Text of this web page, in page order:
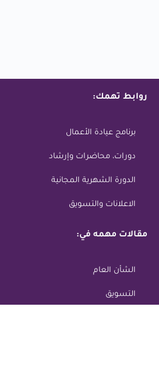
روابط تهمك:
برنامج عيادة الأعمال
دورات، محاضرات وإرشاد
الدورة الشهرية المجانية
الاعلانات والتسويق
مقالات مهمه في:
الشأن العام
التسويق